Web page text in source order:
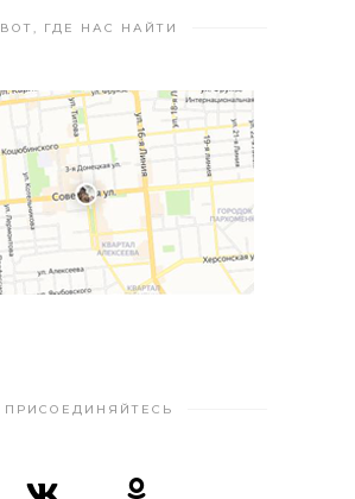
ВОТ, ГДЕ НАС НАЙТИ
ПРИСОЕДИНЯЙТЕСЬ